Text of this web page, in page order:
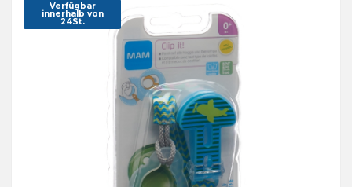
Verfügbar
innerhalb von
24St.